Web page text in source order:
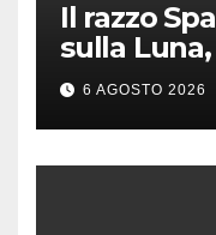
Il razzo
sulla
erano
6 AGOSTO 2026